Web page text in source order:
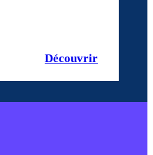
Découvrir